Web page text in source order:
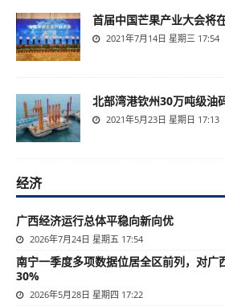
首届中国芒果产业大会将
2021年7月14日 星期三 17:54
北部湾港钦州30万吨级油
2021年5月23日 星期日 17:13
经济
广西经济运行总体平稳向新向优
2026年7月24日 星期五 17:54
南宁一季度多项数据位居全区前列，对广
30%
2026年5月28日 星期四 17:22